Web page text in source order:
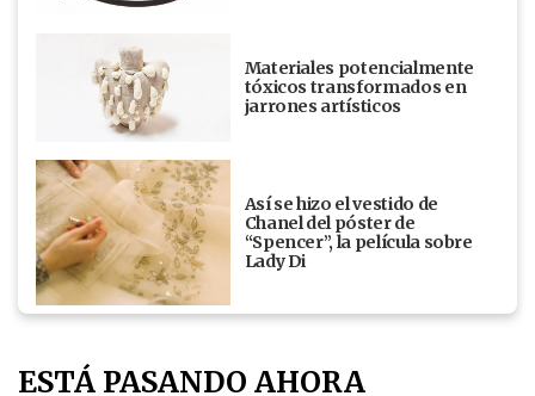
Materiales potencialmente
tóxicos transformados en
jarrones artísticos
Así se hizo el vestido de
Chanel del póster de
“Spencer”, la película sobre
Lady Di
ESTÁ PASANDO AHORA